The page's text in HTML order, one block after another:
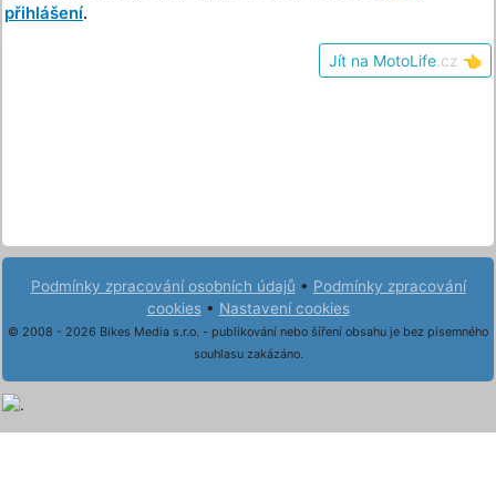
přihlášení.
Jít na MotoLife .cz 👈
Podmínky zpracování osobních údajů • Podmínky zpracování
cookies• Nastavení cookies
© 2008 - 2026 Bikes Media s.r.o. - publikování nebo šíření obsahu je bez písemného
souhlasu zakázáno.